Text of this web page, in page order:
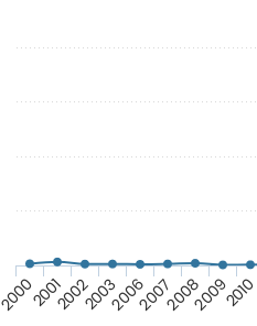
200020012002200320062007200820092010